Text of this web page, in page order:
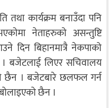
कार्यक्रम बनाउँदा पनि
नेताहरुको असन्तुष्टि
दिन बिहानमात्रै नेकपाको
बजेटलाई लिएर सचिवालय
छैन । बजेटबारे छलफल गर्न
छैन ।